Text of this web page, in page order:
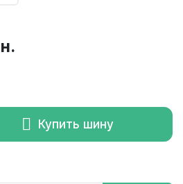
Купить шину